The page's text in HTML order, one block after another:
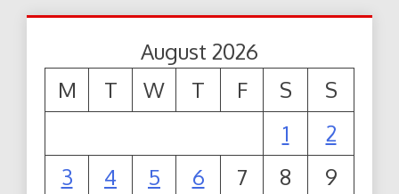
August 2026
M
T W T F S
S
1
2
3
4 5 6 7 8
9